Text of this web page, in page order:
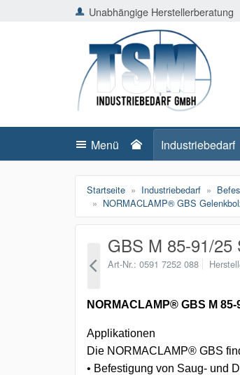
Unabhängige Herstellerberatung
schließen
Suche
Menü Industriebedarf
Startseite Industriebedarf
NORMACLAMP® GBS
GBS M 85-91/25
Art-Nr. 0591 7252 088
NORMACLAMP® GBS M 85-
Applikationen
Die NORMACLAMP® GBS
• Befestigung von Saug- und